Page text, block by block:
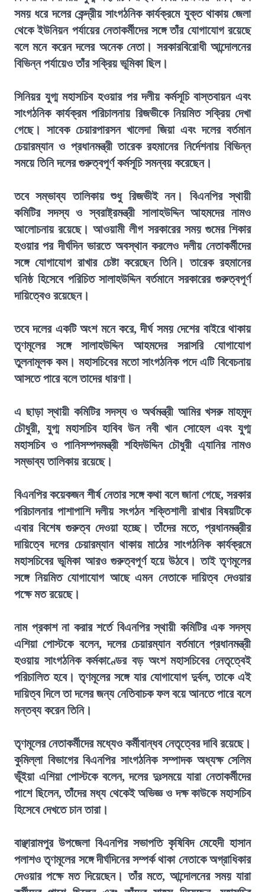
সময় ধরে দলের কেন্দ্রীয় সাংগঠনিক কার্যক্রমে যুক্ত থাকায় জেলা
থেকে ইউনিয়ন পর্যায়ের নেতাকর্মীদের সঙ্গে তাঁর যোগাযোগ রয়েছে
বলে মনে করেন দলের অনেক নেতা। সরকারবিরোধী আন্দোলনের
বিভিন্ন পর্যায়েও তাঁর সক্রিয় ভূমিকা ছিল।
সিনিয়র যুগ্ম মহাসচিব হওয়ার পর দলীয় কর্মসূচি বাস্তবায়ন এবং
সাংগঠনিক কার্যক্রম পরিচালনায় রিজভীকে নিয়মিত সক্রিয় দেখা
গেছে। সাবেক চেয়ারপারসন খালেদা জিয়া এবং দলের বর্তমান
চেয়ারম্যান ও প্রধানমন্ত্রী তারেক রহমানের নির্দেশনায় বিভিন্ন
সময়ে তিনি দলের গুরুত্বপূর্ণ কর্মসূচি সমন্বয় করেছেন।
তবে সম্ভাব্য তালিকায় শুধু রিজভীই নন। বিএনপির স্থায়ী
কমিটির সদস্য ও স্বরাষ্ট্রমন্ত্রী সালাহউদ্দিন আহমদের নামও
আলোচনায় রয়েছে। আওয়ামী লীগ সরকারের সময় গুমের শিকার
হওয়ার পর দীর্ঘদিন ভারতে অবস্থান করলেও দলীয় নেতাকর্মীদের
সঙ্গে যোগাযোগ রাখার চেষ্টা করেছেন তিনি। তারেক রহমানের
ঘনিষ্ঠ হিসেবে পরিচিত সালাহউদ্দিন বর্তমানে সরকারের গুরুত্বপূর্ণ
দায়িত্বেও রয়েছেন।
তবে দলের একটি অংশ মনে করে, দীর্ঘ সময় দেশের বাইরে থাকায়
তৃণমূলের সঙ্গে সালাহউদ্দিন আহমদের সরাসরি যোগাযোগ
তুলনামূলক কম। মহাসচিবের মতো সাংগঠনিক পদে এটি বিবেচনায়
আসতে পারে বলে তাদের ধারণা।
এ ছাড়া স্থায়ী কমিটির সদস্য ও অর্থমন্ত্রী আমির খসরু মাহমুদ
চৌধুরী, যুগ্ম মহাসচিব হাবিব উন নবী খান সোহেল এবং যুগ্ম
মহাসচিব ও পানিসম্পদমন্ত্রী শহিদউদ্দিন চৌধুরী এ্যানির নামও
সম্ভাব্য তালিকায় রয়েছে।
বিএনপির কয়েকজন শীর্ষ নেতার সঙ্গে কথা বলে জানা গেছে, সরকার
পরিচালনার পাশাপাশি দলীয় সংগঠন শক্তিশালী রাখার বিষয়টিকে
এবার বিশেষ গুরুত্ব দেওয়া হচ্ছে। তাঁদের মতে, প্রধানমন্ত্রীর
দায়িত্বে দলের চেয়ারম্যান থাকায় মাঠের সাংগঠনিক কার্যক্রমে
মহাসচিবের ভূমিকা আরও গুরুত্বপূর্ণ হয়ে উঠবে। তাই তৃণমূলের
সঙ্গে নিয়মিত যোগাযোগ আছে এমন নেতাকে দায়িত্ব দেওয়ার
পক্ষে মত রয়েছে।
নাম প্রকাশ না করার শর্তে বিএনপির স্থায়ী কমিটির এক সদস্য
এশিয়া পোস্টকে বলেন, দলের চেয়ারম্যান বর্তমানে প্রধানমন্ত্রী
হওয়ায় সাংগঠনিক কর্মকাণ্ডের বড় অংশ মহাসচিবের নেতৃত্বেই
পরিচালিত হবে। তৃণমূলের সঙ্গে যার যোগাযোগ দুর্বল, তাকে এই
দায়িত্ব দিলে তা দলের জন্য নেতিবাচক ফল বয়ে আনতে পারে বলে
মন্তব্য করেন তিনি।
তৃণমূলের নেতাকর্মীদের মধ্যেও কর্মীবান্ধব নেতৃত্বের দাবি রয়েছে।
কুমিল্লা বিভাগের বিএনপির সাংগঠনিক সম্পাদক অধ্যক্ষ সেলিম
ভূঁইয়া এশিয়া পোস্টকে বলেন, দলের দুঃসময়ে যারা নেতাকর্মীদের
পাশে ছিলেন, তাঁদের মধ্য থেকেই অভিজ্ঞ ও দক্ষ কাউকে মহাসচিব
হিসেবে দেখতে চান তারা।
বাঞ্ছারামপুর উপজেলা বিএনপির সভাপতি কৃষিবিদ মেহেদী হাসান
পলাশও তৃণমূলের সঙ্গে দীর্ঘদিনের সম্পর্ক থাকা নেতাকে অগ্রাধিকার
দেওয়ার পক্ষে মত দিয়েছেন। তাঁর মতে, আন্দোলনের সময় যারা